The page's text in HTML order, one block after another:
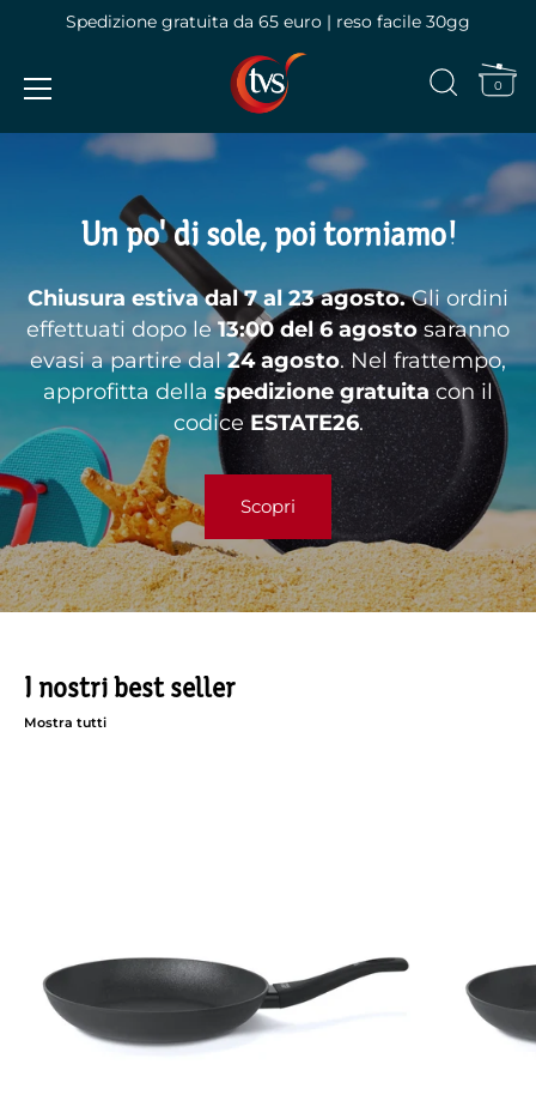
Spedizione gratuita da 65 euro | reso facile 30gg
0
Un po' di sole, poi torniamo!
Chiusura estiva dal 7 al 23 agosto.Gli ordini
effettuati dopo le13:00 del 6 agostosaranno
evasi a partire dal24 agosto. Nel frattempo,
approfitta della spedizione gratuitacon il
codiceESTATE26.
Scopri
I nostri best seller
Mostra tutti